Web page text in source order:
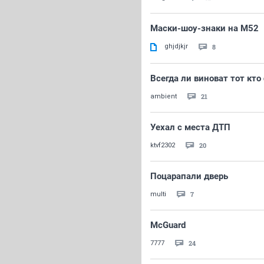
Маски-шоу-знаки на М52
ghjdjkjr 8
Всегда ли виноват тот кто
ambient 21
Уехал с места ДТП
ktvf2302 20
Поцарапали дверь
multi 7
McGuard
7777 24